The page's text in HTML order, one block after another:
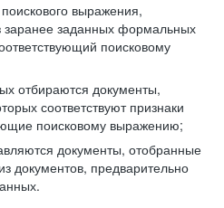
выражения,
заранее заданных формальных
поисковому
отбираются документы,
соответствуют признаки
поисковому выражению;
документы, отобранные
документов, предварительно